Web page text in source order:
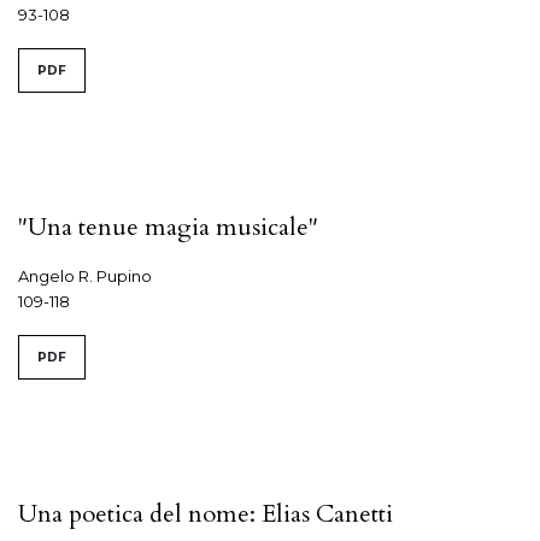
93-108
PDF
"Una tenue magia musicale"
Angelo R. Pupino
109-118
PDF
Una poetica del nome: Elias Canetti